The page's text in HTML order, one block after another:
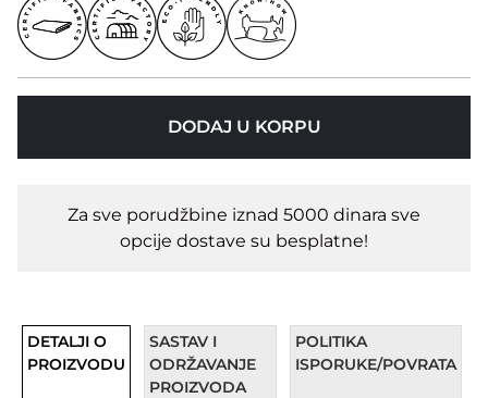
DODAJ U KORPU
Za sve porudžbine iznad 5000 dinara sve
opcije dostave su besplatne!
DETALJI O
PROIZVODU
SASTAV I
ODRŽAVANJE
PROIZVODA
POLITIKA
ISPORUKE/POVRATA